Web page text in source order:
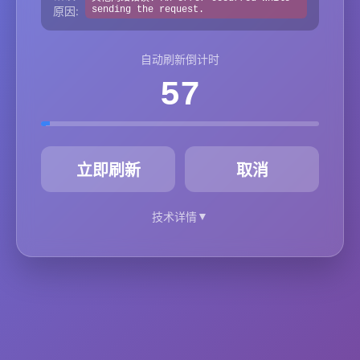
原因:
sending the request.
自动刷新倒计时
57
立即刷新 取消
技术详情▼